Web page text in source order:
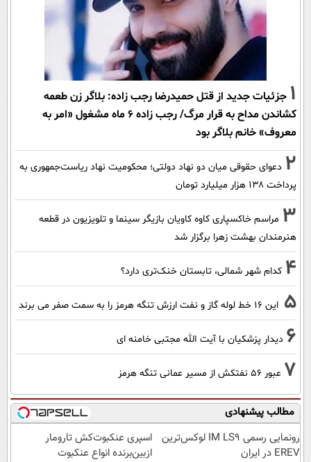
1 جزئیات جدید از قتل حمیدرضا رجب زاده: بلاگر زن طعمه
کشاندن مداح به قرار مرگ/ رجب زاده 6 ماه مشغول «امر به
معروف» خانم بلاگر بود
2 دعوای حقوقی میان دو نهاد دولتی؛ محکومیت نهاد ریاست‌جمهوری به
پرداخت ۱۳۸ هزار میلیارد تومان
3 مراسم خاکسپاری کاوه کاویان بازیگر سینما و تلویزیون در قطعه
هنرمندان بهشت زهرا برگزار شد
4 کدام شهر شمالی، تابستان خنک‌تری دارد؟
5 این 16 خط لوله گاز و نفت ارزش تنگه هرمز را به سمت صفر می برند
6 دیدار پزشکیان با آیت الله مجتبی خامنه ای
7 عبور ۵۶ نفتکش از مسیر عمانی تنگه هرمز
مطالب پیشنهادی
رونمایی رسمی IM LS9 لوکس‌ترین
EREV در ایران
اسپری عنکبوت‌‌کش تارومار
ازبین‌برنده انواع عنکبوت